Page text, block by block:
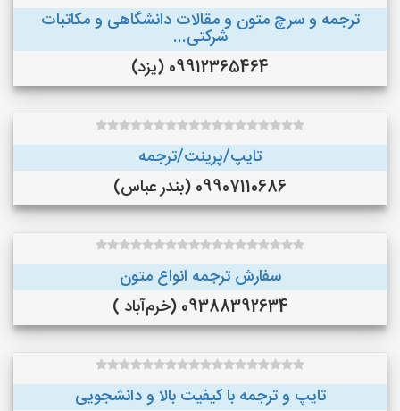
ترجمه و سرچ متون و مقالات دانشگاهی و مکاتبات
شرکتی...
09912365464 (یزد)
تایپ/پرینت/ترجمه
09907110686 (بندر عباس)
سفارش ترجمه انواع متون
09388392634 (خرم‌آباد )
تایپ و ترجمه با کیفیت بالا و دانشجویی